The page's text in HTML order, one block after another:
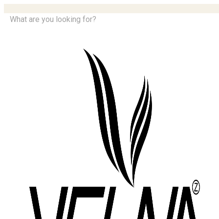
What are you looking for?